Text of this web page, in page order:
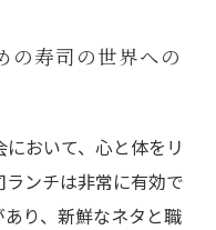
の寿司の世界への
おいて、心と体をリ
ンチは非常に有効で
り、新鮮なネタと職